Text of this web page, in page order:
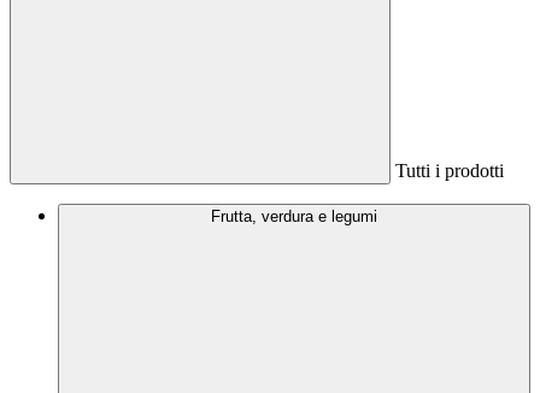
Tutti i prodotti
Frutta, verdura e legumi